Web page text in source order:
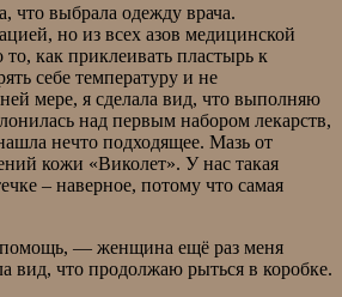
что выбрала одежду врача.
но из всех азов медицинской
как приклеивать пластырь к
себе температуру и не
мере, я сделала вид, что выполняю
над первым набором лекарств,
нечто подходящее. Мазь от
кожи «Виколет». У нас такая
– наверное, потому что самая
— женщина ещё раз меня
вид, что продолжаю рыться в коробке.